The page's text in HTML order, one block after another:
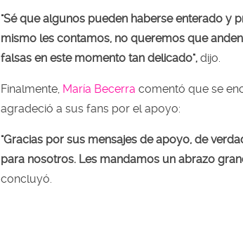
"Sé que algunos pueden haberse enterado y
mismo les contamos, no queremos que
falsas en este momento tan delicado", dijo.
Finalmente, María Becerra comentó que se
agradeció a sus fans por el apoyo:
"Gracias por sus mensajes de apoyo, de
para nosotros. Les mandamos un abrazo
concluyó.